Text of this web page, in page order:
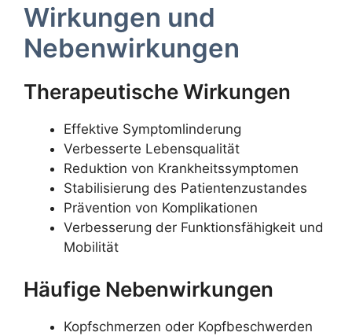
Wirkungen und
Nebenwirkungen
Therapeutische Wirkungen
Effektive Symptomlinderung
Verbesserte Lebensqualität
Reduktion von Krankheitssymptomen
Stabilisierung des Patientenzustandes
Prävention von Komplikationen
Verbesserung der Funktionsfähigkeit und
Mobilität
Häufige Nebenwirkungen
Kopfschmerzen oder Kopfbeschwerden